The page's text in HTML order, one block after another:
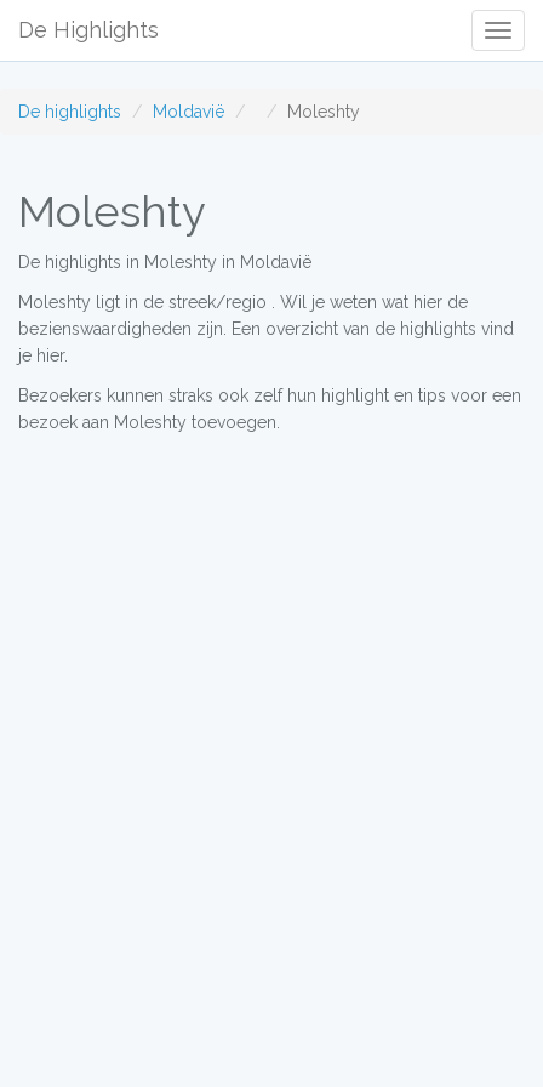
De Highlights
De highlights Moldavië Moleshty
Moleshty
De highlights in Moleshty in Moldavië
Moleshty ligt in de streek/regio . Wil je weten wat hier de
bezienswaardigheden zijn. Een overzicht van de highlights vind
je hier.
Bezoekers kunnen straks ook zelf hun highlight en tips voor een
bezoek aan Moleshty toevoegen.